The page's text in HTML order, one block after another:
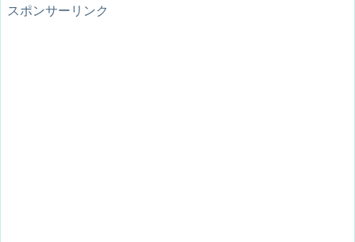
スポンサーリンク